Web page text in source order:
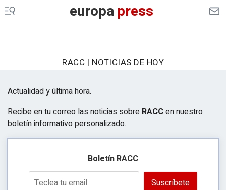
europapress
RACC | NOTICIAS DE HOY
Actualidad y última hora.
Recibe en tu correo las noticias sobre RACCen nuestro
boletín informativo personalizado.
Boletín RACC
Suscríbete